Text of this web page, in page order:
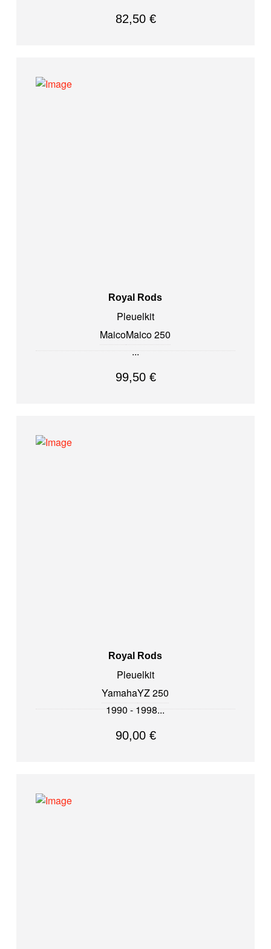
82,50 €
Royal Rods
Pleuelkit
MaicoMaico 250
99,50 €
Royal Rods
Pleuelkit
YamahaYZ 250
1990 - 1998
90,00 €